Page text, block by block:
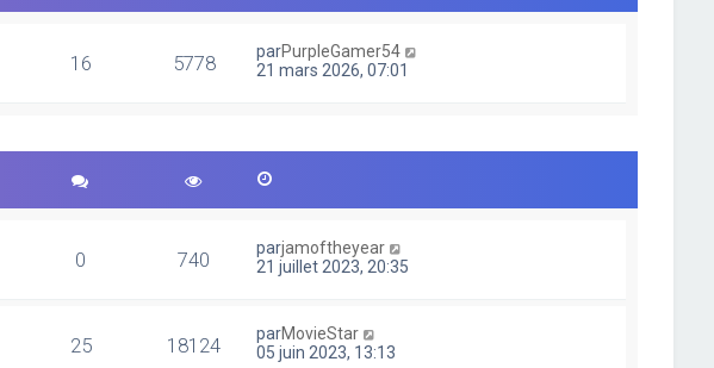
16 5778 parPurpleGamer54
21 mars 2026, 07:01
0 740 parjamoftheyear
21 juillet 2023, 20:35
25 18124 parMovieStar
05 juin 2023, 13:13